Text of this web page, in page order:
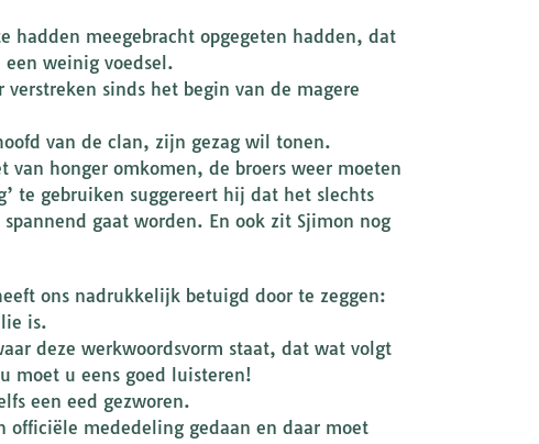
hadden meegebracht opgegeten hadden, dat
weinig voedsel.
sinds het begin van de magere
van de clan, zijn gezag wil tonen.
honger omkomen, de broers weer moeten
te gebruiken suggereert hij dat het slechts
gaat worden. En ook zit Sjimon nog
ons nadrukkelijk betuigd door te zeggen:
is.
deze werkwoordsvorm staat, dat wat volgt
moet u eens goed luisteren!
een eed gezworen.
officiële mededeling gedaan en daar moet